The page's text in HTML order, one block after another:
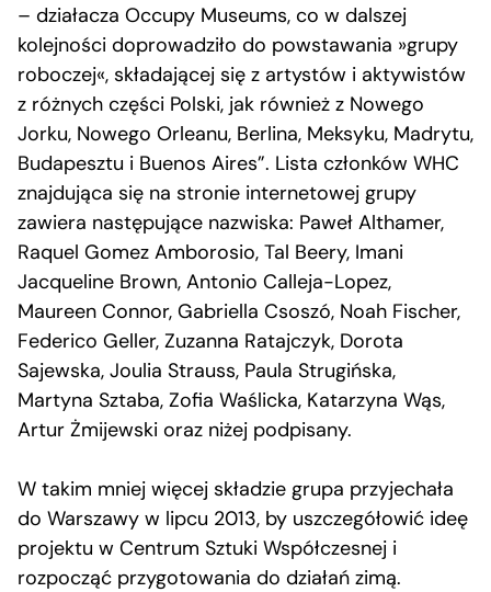
– działacza Occupy Museums, co w dalszej
kolejności doprowadziło do powstawania »grupy
roboczej«, składającej się z artystów i aktywistów
z różnych części Polski, jak również z Nowego
Jorku, Nowego Orleanu, Berlina, Meksyku, Madrytu,
Budapesztu i Buenos Aires”. Lista członków WHC
znajdująca się na stronie internetowej grupy
zawiera następujące nazwiska: Paweł Althamer,
Raquel Gomez Amborosio, Tal Beery, Imani
Jacqueline Brown, Antonio Calleja-Lopez,
Maureen Connor, Gabriella Csoszó, Noah Fischer,
Federico Geller, Zuzanna Ratajczyk, Dorota
Sajewska, Joulia Strauss, Paula Strugińska,
Martyna Sztaba, Zofia Waślicka, Katarzyna Wąs,
Artur Żmijewski oraz niżej podpisany.
W takim mniej więcej składzie grupa przyjechała
do Warszawy w lipcu 2013, by uszczegółowić ideę
projektu w Centrum Sztuki Współczesnej i
rozpocząć przygotowania do działań zimą.